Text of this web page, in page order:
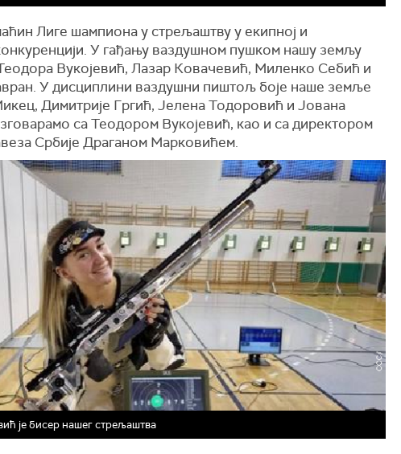
Лиге шампионау стрељаштвуу екипној и
. У гађању ваздушном пушком нашу земљу
Вукојевић, Лазар Ковачевић, Миленко Себић и
. У дисциплини ваздушни пиштољ боје наше земље
, Димитрије Гргић, ЈеленаТодоровић и Јована
саТеодором Вукојевић, као и садиректором
Србије Драганом Марковићем.
је бисер нашег стрељаштва